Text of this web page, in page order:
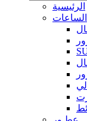
الرئيسية
الساعات